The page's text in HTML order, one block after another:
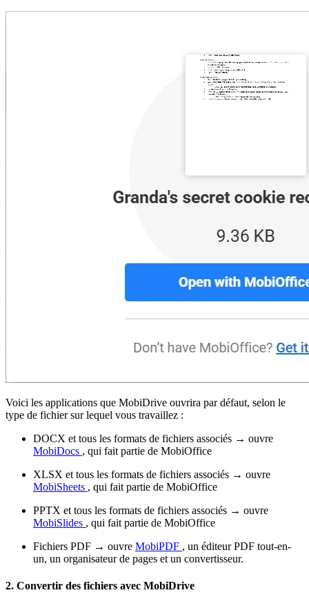
Voici les applications que MobiDrive ouvrira par défaut, selon le
type de fichier sur lequel vous travaillez :
DOCX et tous les formats de fichiers associés → ouvre
MobiDocs , qui fait partie de MobiOffice
XLSX et tous les formats de fichiers associés → ouvre
MobiSheets , qui fait partie de MobiOffice
PPTX et tous les formats de fichiers associés → ouvre
MobiSlides , qui fait partie de MobiOffice
Fichiers PDF → ouvre MobiPDF , un éditeur PDF tout-en-
un, un organisateur de pages et un convertisseur.
2. Convertir des fichiers avec MobiDrive